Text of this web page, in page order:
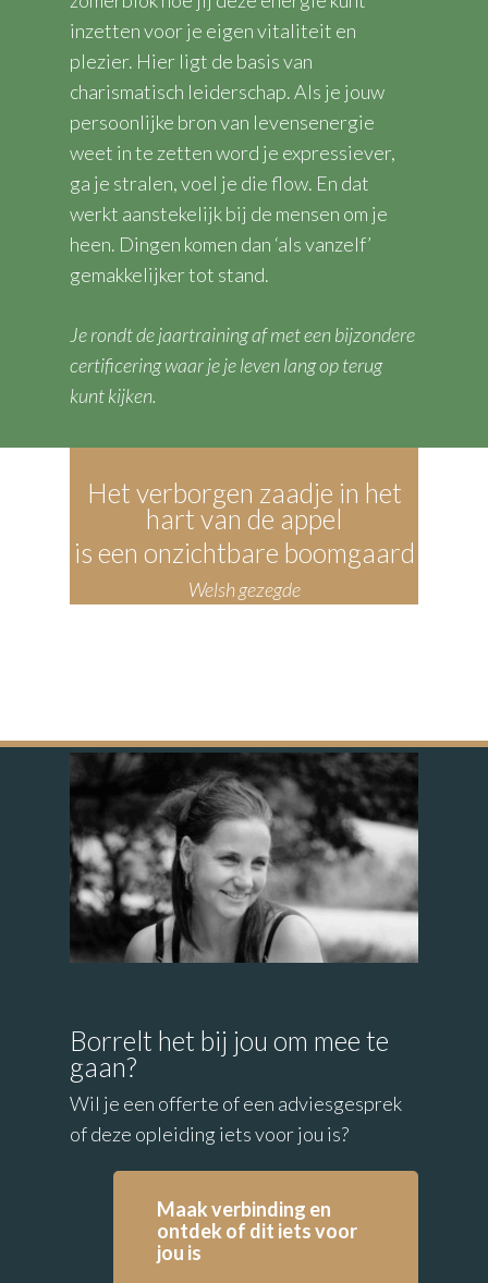
inzetten voor je eigen vitaliteit en
plezier. Hier ligt de basis van
charismatisch leiderschap. Als je jouw
persoonlijke bron van levensenergie
weet in te zetten word je expressiever,
ga je stralen, voel je die flow. En dat
werkt aanstekelijk bij de mensen om je
heen. Dingen komen dan ‘als vanzelf’
gemakkelijker tot stand.
Je rondt de jaartraining af met een bijzondere
certificering waar je je leven lang op terug
kunt kijken.
Het verborgen zaadje in het
hart van de appel
is een onzichtbare boomgaard
Welsh gezegde
Borrelt het bij jou om mee te
gaan?
Wil je een offerte of een adviesgesprek
of deze opleiding iets voor jou is?
Maak verbinding en
ontdek of dit iets voor
jou is